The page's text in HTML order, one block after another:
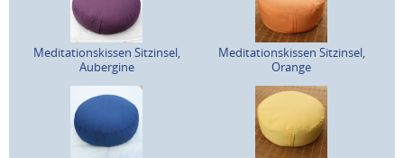
Meditationskissen Sitzinsel,
Aubergine
Meditationskissen Sitzinsel,
Orange